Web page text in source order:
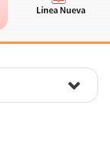
Línea Nueva